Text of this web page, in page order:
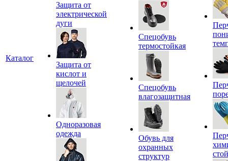
Каталог
Защита от
электрической
дуги
Защита от
кислот и
щелочей
Одноразовая
одежда
Спецобувь
термостойкая
Спецобувь
влагозащитная
Обувь для
охранных
структур